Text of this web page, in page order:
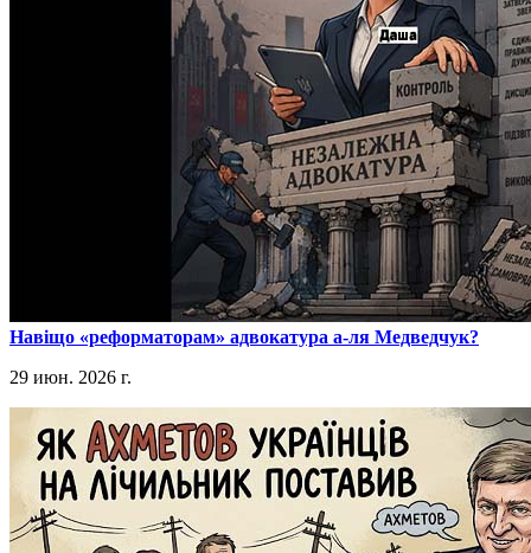
​Навіщо «реформаторам» адвокатура а-ля Медведчук?
29 июн. 2026 г.